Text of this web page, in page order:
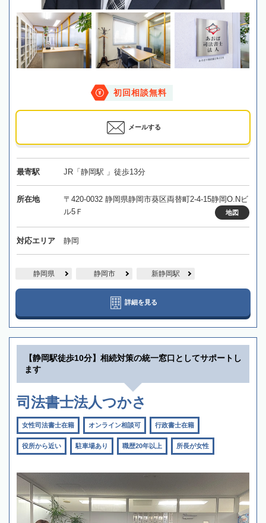
初回相談無料
メールする
最寄駅 JR「静岡駅 」徒歩13分
所在地
〒420-0032 静岡県静岡市葵区両替町2-4-15静岡O.Nビ
ル5Ｆ
地図
対応エリア 静岡
静岡県 静岡市 新静岡駅
詳細を見る
【静岡駅徒歩10分】相続対策の統一窓口としてサポートし
ます
司法書士法人つかさ
女性司法書士在籍 オンライン相談可 行政書士在籍
役所から近い 駐車場あり 職歴20年以上 所長が女性